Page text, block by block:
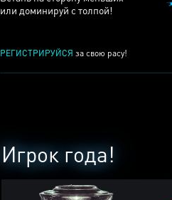
или доминируй с толпой!
РЕГИСТРИРУЙСЯ за свою расу!
Игрок года!